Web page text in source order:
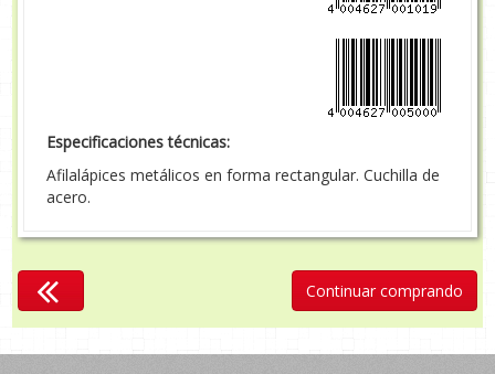
Especificaciones técnicas:
Afilalápices metálicos en forma rectangular. Cuchilla de
acero.
Continuar comprando